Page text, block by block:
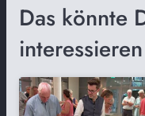
Das könnte
interessieren